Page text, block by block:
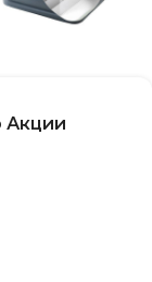
Акции